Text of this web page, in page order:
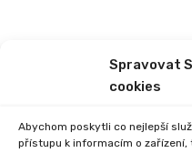
Spravovat
cookies
Abychom poskytli co nejlepší
přístupu k informacím o